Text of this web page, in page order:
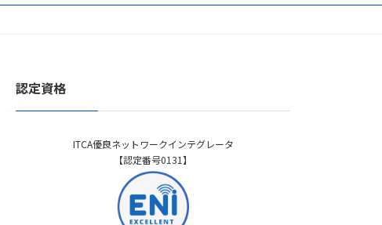
認定資格
ITCA優良ネットワークインテグレータ
【認定番号0131】